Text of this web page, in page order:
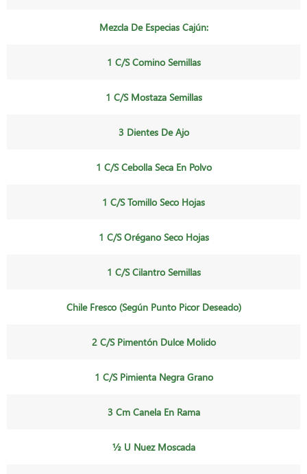
Mezcla De Especias Cajún:
1 C/s Comino Semillas
1 C/s Mostaza Semillas
3 Dientes De Ajo
1 C/s Cebolla Seca En Polvo
1 C/s Tomillo Seco Hojas
1 C/s Orégano Seco Hojas
1 C/s Cilantro Semillas
Chile Fresco (según Punto Picor Deseado)
2 C/s Pimentón Dulce Molido
1 C/s Pimienta Negra Grano
3 Cm Canela En Rama
½ U Nuez Moscada